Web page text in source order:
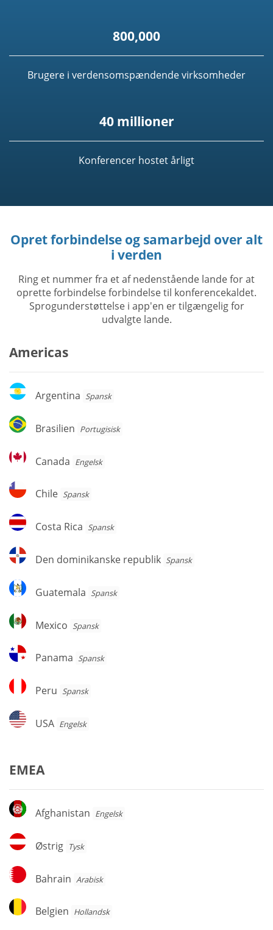
800,000
Brugere i verdensomspændende virksomheder
40 millioner
Konferencer hostet årligt
Opret forbindelse og samarbejd over alt
i verden
Ring et nummer fra et af nedenstående lande for at
oprette forbindelse forbindelse til konferencekaldet.
Sprogunderstøttelse i app'en er tilgængelig for
udvalgte lande.
Americas
Argentina
Argentina Spansk
Brasilien
Brasilien Portugisisk
Canada
Canada Engelsk
Chile
Chile Spansk
Costa
Rica
Costa Rica Spansk
Den
dominikanske
Den dominikanske republik Spansk
Guatemala
Guatemala Spansk
Mexico
Mexico Spansk
Panama
Panama Spansk
Peru
Peru Spansk
USA
USA Engelsk
EMEA
Afghanistan
Afghanistan Engelsk
Østrig
Østrig Tysk
Bahrain
Bahrain Arabisk
Belgien
Belgien Hollandsk